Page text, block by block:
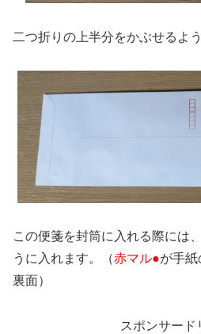
二つ折りの上半分をかぶせるよ
この便箋を封筒に入れる際には
うに入れます。（赤マル●が手
裏面）
スポンサード